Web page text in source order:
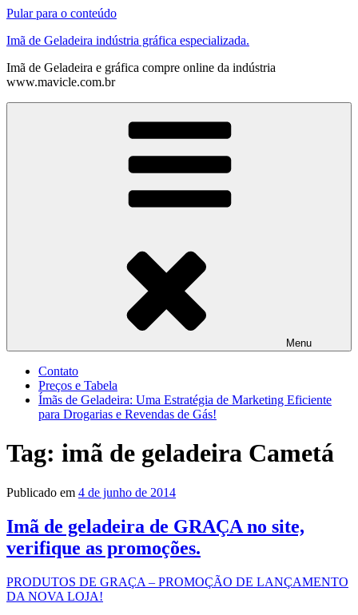
Pular para o conteúdo
Imã de Geladeira indústria gráfica especializada.
Imã de Geladeira e gráfica compre online da indústria
www.mavicle.com.br
Menu
Contato
Preços e Tabela
Ímãs de Geladeira: Uma Estratégia de Marketing Eficiente
para Drogarias e Revendas de Gás!
Tag: imã de geladeira Cametá
Publicado em 4 de junho de 2014
Imã de geladeira de GRAÇA no site,
verifique as promoções.
PRODUTOS DE GRAÇA – PROMOÇÃO DE LANÇAMENTO
DA NOVA LOJA!